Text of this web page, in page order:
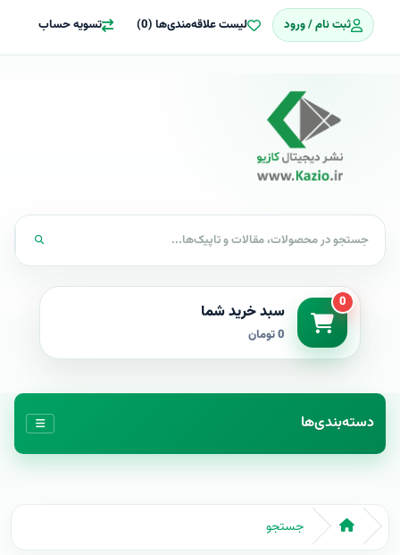
ثبت نام / ورود لیست علاقه‌مندی‌ها (0) تسویه حساب
0 سبد خرید شما
0 تومان
دسته‌بندی‌ها
جستجو